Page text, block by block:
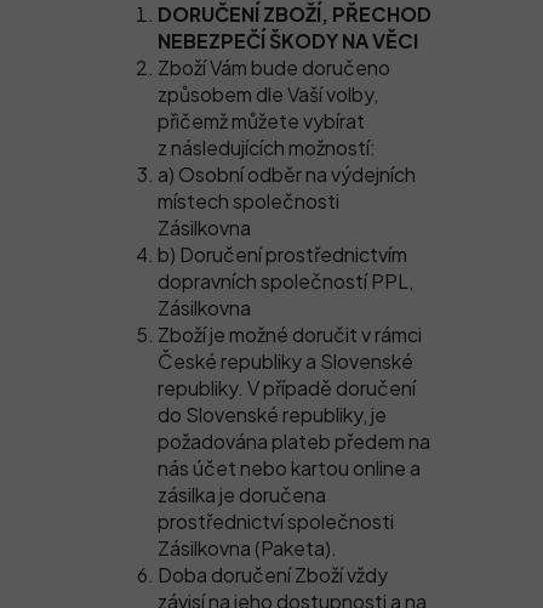
DORUČENÍ ZBOŽÍ, PŘECHOD
NEBEZPEČÍ ŠKODY NA VĚCI
Zboží Vám bude doručeno
způsobem dle Vaší volby,
přičemž můžete vybírat
z následujících možností:
a) Osobní odběr na výdejních
místech společnosti
Zásilkovna
b) Doručení prostřednictvím
dopravních společností PPL,
Zásilkovna
Zboží je možné doručit v rámci
České republiky a Slovenské
republiky. V případě doručení
do Slovenské republiky, je
požadována plateb předem na
nás účet nebo kartou online a
zásilka je doručena
prostřednictví společnosti
Zásilkovna (Paketa).
Doba doručení Zboží vždy
závisí na jeho dostupnosti a na